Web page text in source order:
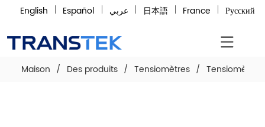
English Español عربي 日本語 France Русский
Maison / Des produits / Tensiomètres / Tensiomètre